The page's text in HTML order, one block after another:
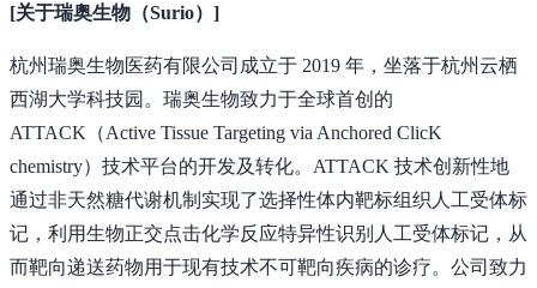
[关于瑞奥生物（Surio）]
杭州瑞奥生物医药有限公司成立于 2019 年，坐落于杭州云栖
西湖大学科技园。瑞奥生物致力于全球首创的
ATTACK（Active Tissue Targeting via Anchored ClicK
chemistry）技术平台的开发及转化。ATTACK 技术创新性地
通过非天然糖代谢机制实现了选择性体内靶标组织人工受体标
记，利用生物正交点击化学反应特异性识别人工受体标记，从
而靶向递送药物用于现有技术不可靶向疾病的诊疗。公司致力